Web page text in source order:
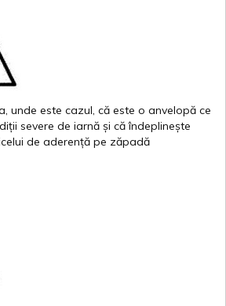
, unde este cazul, că este o anvelopă ce
severe de iarnă și că îndeplinește
de aderență pe zăpadă